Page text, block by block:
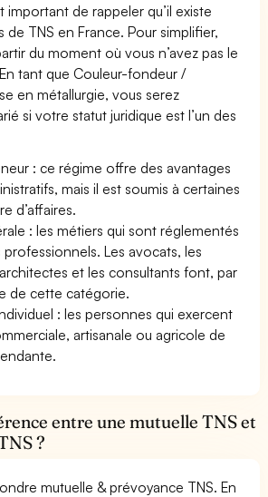
important de rappeler qu’il existe
TNS en France. Pour simplifier,
du moment où vous n’avez pas le
tant que Couleur-fondeur /
en métallurgie, vous serez
si votre statut juridique est l’un des
: ce régime offre des avantages
mais il est soumis à certaines
d’affaires.
: les métiers qui sont réglementés
Les avocats, les
et les consultants font, par
de cette catégorie.
: les personnes qui exercent
artisanale ou agricole de
entre une mutuelle TNS et
?
mutuelle & prévoyance TNS. En